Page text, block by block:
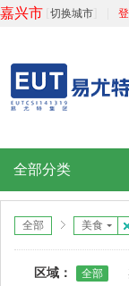
嘉兴市 切换城市
全部分类
全部 美食
区域： 全部